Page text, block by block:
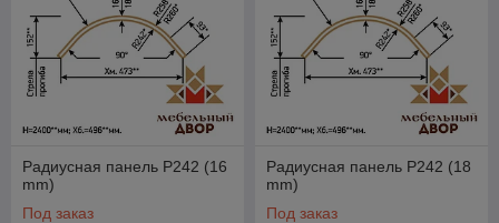
Радиусная панель P242 (16
mm)
Под заказ
Радиусная панель P242 (18
mm)
Под заказ